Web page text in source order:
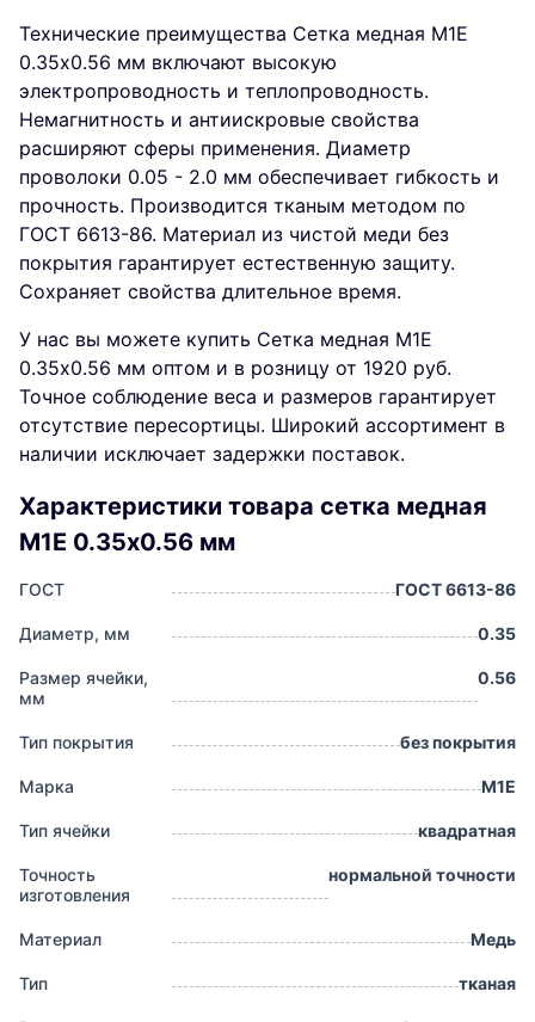
Технические преимущества Сетка медная М1Е
0.35х0.56 мм включают высокую
электропроводность и теплопроводность.
Немагнитность и антиискровые свойства
расширяют сферы применения. Диаметр
проволоки 0.05 - 2.0 мм обеспечивает гибкость и
прочность. Производится тканым методом по
ГОСТ 6613-86. Материал из чистой меди без
покрытия гарантирует естественную защиту.
Сохраняет свойства длительное время.
У нас вы можете купить Сетка медная М1Е
0.35х0.56 мм оптом и в розницу от 1920 руб.
Точное соблюдение веса и размеров гарантирует
отсутствие пересортицы. Широкий ассортимент в
наличии исключает задержки поставок.
Характеристики товара сетка медная
М1Е 0.35х0.56 мм
ГОСТ ГОСТ 6613-86
Диаметр, мм 0.35
Размер ячейки,
мм
0.56
Тип покрытия без покрытия
Марка М1Е
Тип ячейки квадратная
Точность
изготовления
нормальной точности
Материал Медь
Тип тканая